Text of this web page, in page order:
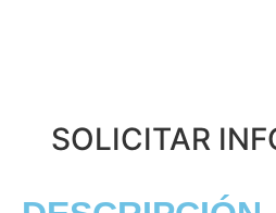
SOLICITAR